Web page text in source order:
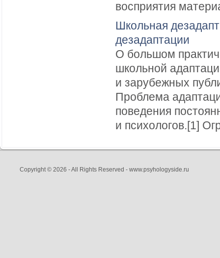
восприятия
Школьная
дезадаптации
О большом
школьной
и зарубежных
Проблема
поведения
и психологов.[1]
Copyright © 2026 - All Rights Reserved - www.psyhologyside.ru